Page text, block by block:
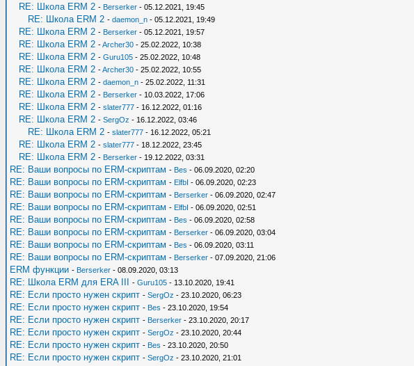
RE: Школа ERM 2 - Berserker - 05.12.2021, 19:45
RE: Школа ERM 2 - daemon_n - 05.12.2021, 19:49
RE: Школа ERM 2 - Berserker - 05.12.2021, 19:57
RE: Школа ERM 2 -Archer30 - 25.02.2022, 10:38
RE: Школа ERM 2 - Guru105 - 25.02.2022, 10:48
RE: Школа ERM 2 -Archer30 - 25.02.2022, 10:55
RE: Школа ERM 2 - daemon_n - 25.02.2022, 11:31
RE: Школа ERM 2 - Berserker - 10.03.2022, 17:06
RE: Школа ERM 2 - slater777 - 16.12.2022, 01:16
RE: Школа ERM 2 - SergOz - 16.12.2022, 03:46
RE: Школа ERM 2 - slater777 - 16.12.2022, 05:21
RE: Школа ERM 2 - slater777 - 18.12.2022, 23:45
RE: Школа ERM 2 - Berserker - 19.12.2022, 03:31
RE: Ваши вопросы по ERM-скриптам - Bes - 06.09.2020, 02:20
RE: Ваши вопросы по ERM-скриптам - ElfbI - 06.09.2020, 02:23
RE: Ваши вопросы по ERM-скриптам - Berserker - 06.09.2020, 02:47
RE: Ваши вопросы по ERM-скриптам - ElfbI - 06.09.2020, 02:51
RE: Ваши вопросы по ERM-скриптам - Bes - 06.09.2020, 02:58
RE: Ваши вопросы по ERM-скриптам - Berserker - 06.09.2020, 03:04
RE: Ваши вопросы по ERM-скриптам - Bes - 06.09.2020, 03:11
RE: Ваши вопросы по ERM-скриптам - Berserker - 07.09.2020, 21:06
ERM функции - Berserker - 08.09.2020, 03:13
RE: Школа ERM для ERA III - Guru105 - 13.10.2020, 19:41
RE: Если просто нужен скрипт - SergOz - 23.10.2020, 06:23
RE: Если просто нужен скрипт - Bes - 23.10.2020, 19:54
RE: Если просто нужен скрипт - Berserker - 23.10.2020, 20:17
RE: Если просто нужен скрипт - SergOz - 23.10.2020, 20:44
RE: Если просто нужен скрипт - Bes - 23.10.2020, 20:50
RE: Если просто нужен скрипт - SergOz - 23.10.2020, 21:01